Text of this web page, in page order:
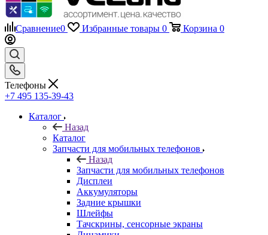
Телефоны
+7 495 135-39-43
Каталог
Назад
Каталог
Запчасти для мобильных телефонов
Дисплеи
Аккумуляторы
Задние крышки
Шлейфы
Тачскрины, сенсорные экраны
Динамики
Держатели SIM-карт
Микросхемы
Камеры